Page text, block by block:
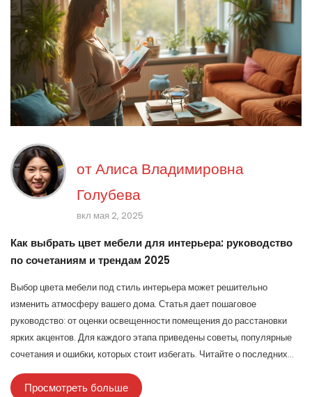
отАлиса Владимировна
Голубева
вкл мая 2, 2025
Как выбрать цвет мебели для интерьера: руководство
по сочетаниям и трендам 2025
Выбор цвета мебели под стиль интерьера может решительно
изменить атмосферу вашего дома. Статья дает пошаговое
руководство: от оценки освещенности помещения до расстановки
ярких акцентов. Для каждого этапа приведены советы, популярные
сочетания и ошибки, которых стоит избегать. Читайте о последних
трендах, влиянии цвета на ощущение пространства и как найти
идеальное сочетание для своей квартиры. Эта статья поможет
Просмотреть больше